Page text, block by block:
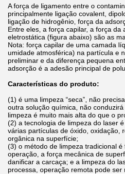
A força de ligamento entre o
principalmente ligação covalent,
ligação de hidrogênio, força da
Entre eles, a força capilar, a força da
eletrostática (figura abaixo) são as
Nota: força capilar de uma camada
umidade atmosférica) na partícula e
preliminar e da diferença pequena
adsorção é a adesão principal de
Características do produto:
(1) é uma limpeza “seca”, não
outra solução química, não
limpeza é muito mais alta do que o
(2) a tecnologia de limpeza do laser
várias partículas de óxido, oxidação,
orgânica na superfície;
(3) o método de limpeza tradicional
operação, a força mecânica de
danificar a carcaça; e a limpeza do
processa, operação remota pode ser